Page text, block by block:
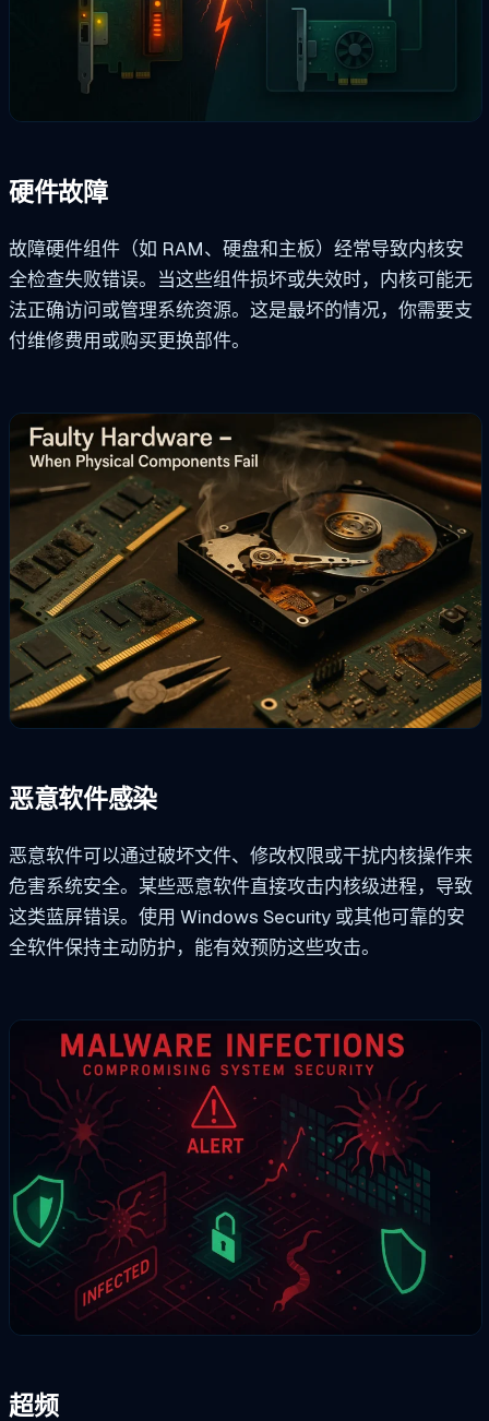
硬件故障
故障硬件组件（如 RAM、硬盘和主板）经常导致内核安
全检查失败错误。当这些组件损坏或失效时，内核可能无
法正确访问或管理系统资源。这是最坏的情况，你需要支
付维修费用或购买更换部件。
恶意软件感染
恶意软件可以通过破坏文件、修改权限或干扰内核操作来
危害系统安全。某些恶意软件直接攻击内核级进程，导致
这类蓝屏错误。使用 Windows Security 或其他可靠的安
全软件保持主动防护，能有效预防这些攻击。
超频